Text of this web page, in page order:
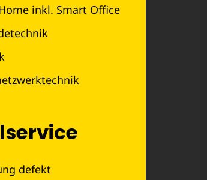
inkl. Smart Office
defekt